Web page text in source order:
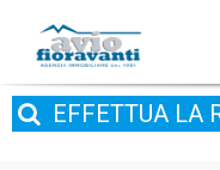
EFFETTUA LA